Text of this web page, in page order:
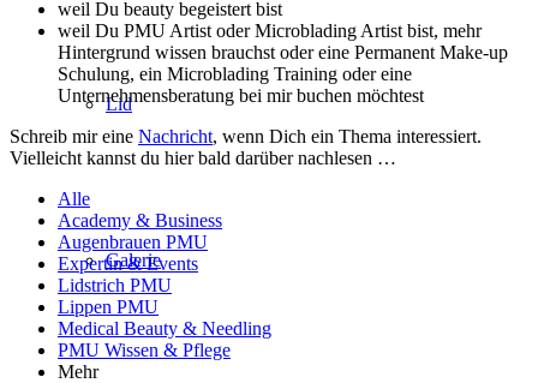
Lid
Galerie
weil Du beauty begeistert bist
weil Du PMU Artist oder Microblading Artist bist, mehr
Hintergrund wissen brauchst oder eine Permanent Make-up
Schulung, ein Microblading Training oder eine
Unternehmensberatung bei mir buchen möchtest
Schreib mir eine Nachricht, wenn Dich ein Thema interessiert.
Vielleicht kannst du hier bald darüber nachlesen …
Alle
Academy & Business
Augenbrauen PMU
Expertin & Events
Lidstrich PMU
Lippen PMU
Medical Beauty & Needling
PMU Wissen & Pflege
Mehr